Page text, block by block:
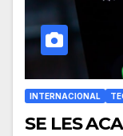
INTERNACIONAL
SE LES